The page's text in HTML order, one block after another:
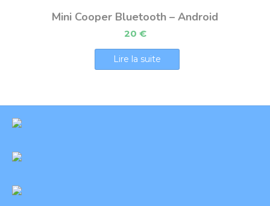
Mini Cooper Bluetooth – Android
20 €
Lire la suite